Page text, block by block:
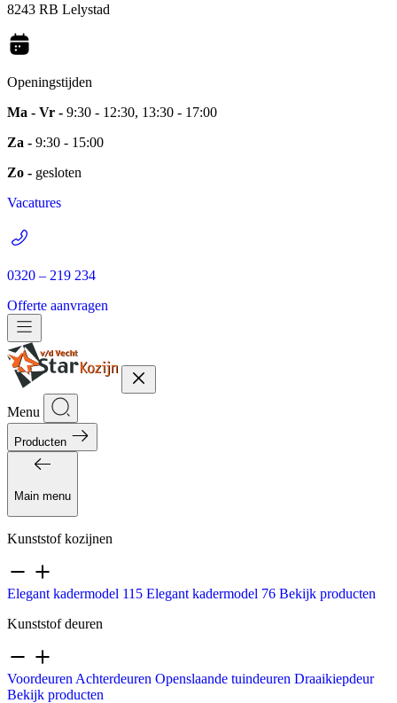
8243 RB Lelystad
Openingstijden
Ma - Vr - 9:30 - 12:30, 13:30 - 17:00
Za - 9:30 - 15:00
Zo - gesloten
Vacatures
0320 – 219 234
Offerte aanvragen
Menu
Producten
Main menu
Kunststof kozijnen
Elegant kadermodel 115 Elegant kadermodel 76 Bekijk producten
Kunststof deuren
Voordeuren Achterdeuren Openslaande tuindeuren Draaikiepdeur
Bekijk producten